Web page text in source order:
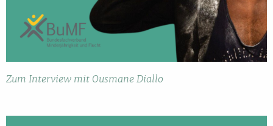
Zum Interview mit Ousmane Diallo